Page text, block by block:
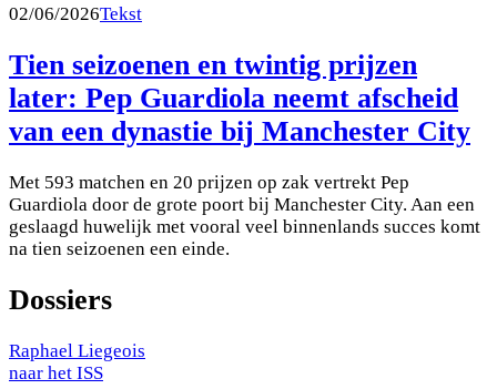
02/06/2026Tekst
Tien seizoenen en twintig prijzen
later: Pep Guardiola neemt afscheid
van een dynastie bij Manchester City
Met 593 matchen en 20 prijzen op zak vertrekt Pep
Guardiola door de grote poort bij Manchester City. Aan een
geslaagd huwelijk met vooral veel binnenlands succes komt
na tien seizoenen een einde.
Dossiers
Raphael Liegeois
naar het ISS